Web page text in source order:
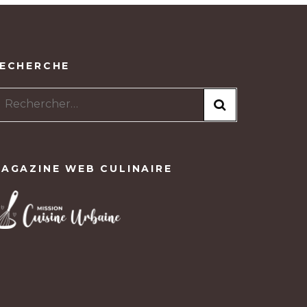
Rechercher :
WEB CULINAIRE